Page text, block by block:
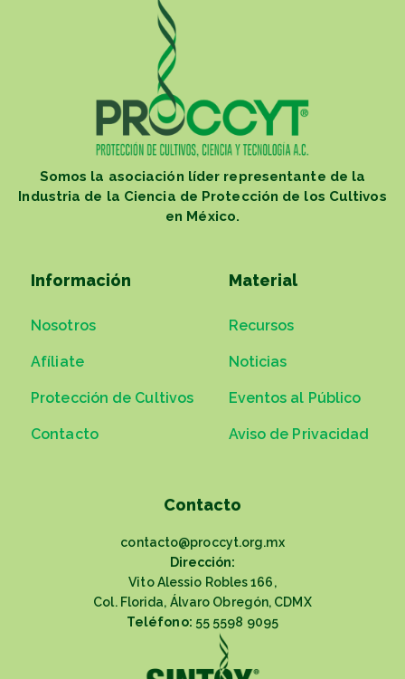
Somos la asociación líder representante de la
Industria de la Ciencia de Protección de los Cultivos
en México.
Información
Nosotros
Afíliate
Protección de Cultivos
Contacto
Material
Recursos
Noticias
Eventos al Público
Aviso de Privacidad
Contacto
contacto@proccyt.org.mx
Dirección:
Vito Alessio Robles 166,
Col. Florida, Álvaro Obregón, CDMX
Teléfono: 55 5598 9095